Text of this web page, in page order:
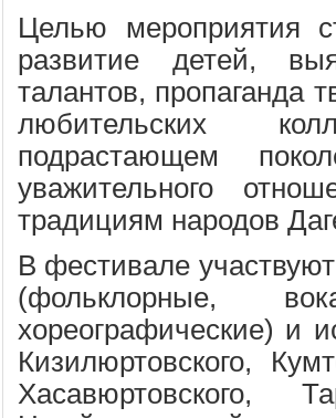
Целью мероприятия
развитие детей,
талантов, пропаганда
любительских
подрастающем
уважительного
традициям народов
В фестивале
(фольклорные,
хореографические) и
Кизилюртовского,
Хасавюртовского,